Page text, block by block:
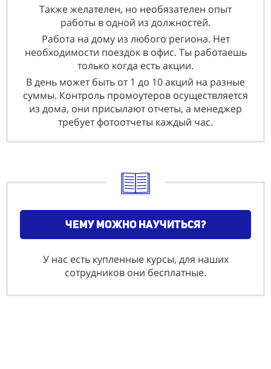
Также желателен, но необязателен опыт
работы в одной из должностей.
Работа на дому из любого региона. Нет
необходимости поездок в офис. Ты работаешь
только когда есть акции.
В день может быть от 1 до 10 акций на разные
суммы. Контроль промоутеров осуществляется
из дома, они присылают отчеты, а менеджер
требует фотоотчеты каждый час.
чему можно научиться?
У нас есть купленные курсы, для наших
сотрудников они бесплатные.